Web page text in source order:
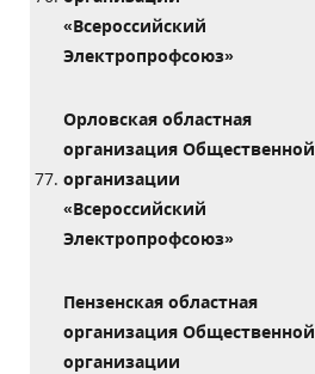
«Всероссийский
Электропрофсоюз»
77.
Орловская областная
организация Общественной
организации
«Всероссийский
Электропрофсоюз»
Пензенская областная
организация Общественной
организации